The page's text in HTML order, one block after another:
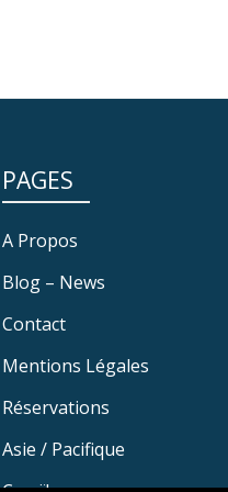
PAGES
A Propos
Blog – News
Contact
Mentions Légales
Réservations
Asie / Pacifique